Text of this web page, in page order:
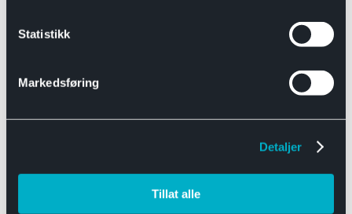
Statistikk
Markedsføring
Detaljer
Tillat alle